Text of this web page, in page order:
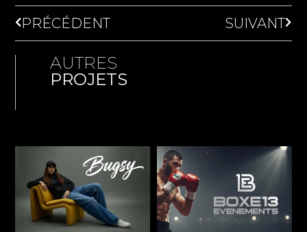
PRÉCÉDENT SUIVANT
AUTRES
PROJETS